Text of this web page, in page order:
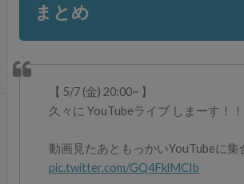
まとめ
【 5/7 (金) 20:00~ 】
久々に YouTubeライブ しまーす！！
動画見たあともっかいYouTubeに集
pic.twitter.com/GQ4FklMCIb